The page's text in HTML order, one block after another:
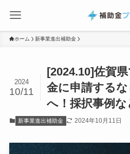
ホーム 新事業進出補助金
[2024.10]佐賀
金に申請する
へ！採択事例
2024
10/11
新事業進出補助金 2024年10月11日